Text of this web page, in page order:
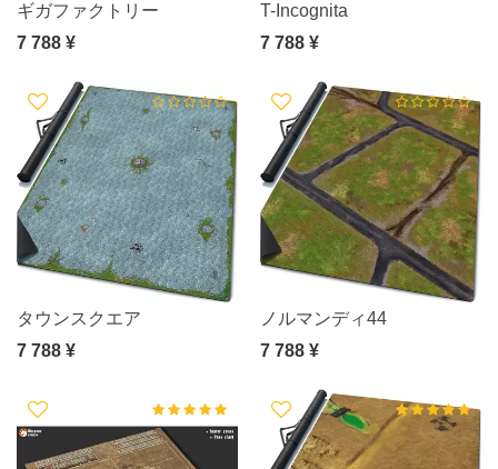
ギガファクトリー
7 788 ¥
T-Incognita
7 788 ¥
タウンスクエア
7 788 ¥
ノルマンディ44
7 788 ¥